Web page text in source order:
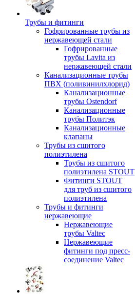
Трубы и фитинги
Гофрированные трубы из
нержавеющей стали
Гофрированные
трубы Lavita из
нержавеющей стали
Канализационные трубы
ПВХ (поливинилхлорид)
Канализационные
трубы Ostendorf
Канализационные
трубы Политэк
Канализационные
клапаны
Трубы из сшитого
полиэтилена
Трубы из сшитого
полиэтилена STOUT
Фитинги STOUT
для труб из сшитого
полиэтилена
Трубы и фитинги
нержавеющие
Нержавеющие
трубы Valtec
Нержавеющие
фитинги под пресс-
соединение Valtec